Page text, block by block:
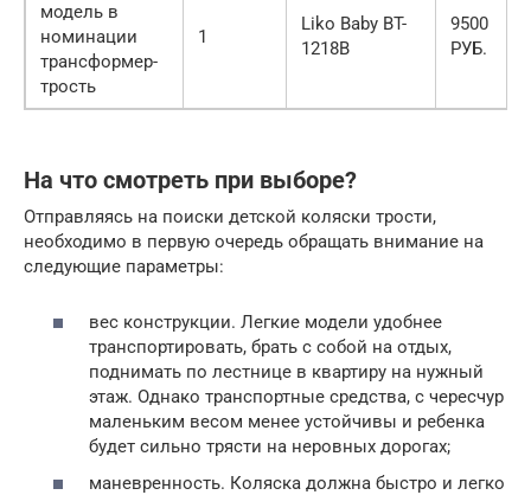
модель в
номинации
трансформер-
трость
1
Liko Baby BT-
1218B
9500
РУБ.
На что смотреть при выборе?
Отправляясь на поиски детской коляски трости,
необходимо в первую очередь обращать внимание на
следующие параметры:
вес конструкции. Легкие модели удобнее
транспортировать, брать с собой на отдых,
поднимать по лестнице в квартиру на нужный
этаж. Однако транспортные средства, с чересчур
маленьким весом менее устойчивы и ребенка
будет сильно трясти на неровных дорогах;
маневренность. Коляска должна быстро и легко